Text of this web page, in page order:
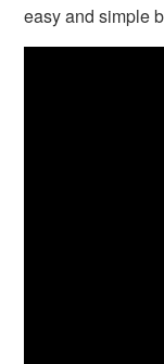
easy and simple